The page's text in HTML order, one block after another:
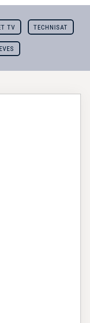
TV TECHNISAT